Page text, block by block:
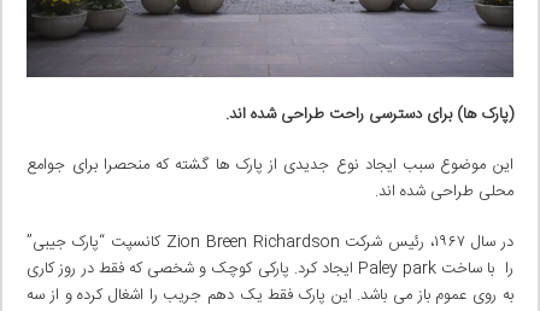
(پارک ها) برای دسترسی راحت طراحی شده اند.
این موضوع سبب ایجاد نوع جدیدی از پارک ها گشته که منحصرا برای جوامع
محلی طراحی شده اند.
در سال ۱۹۶۷، رئیس شرکت Zion Breen Richardson کانسپت “پارک جیبی”
را با ساخت Paley park ایجاد کرد. پارکی کوچک و شخصی که فقط در روز کاری
به روی عموم باز می باشد. این پارک فقط یک دهم جریب را اشغال کرده و از سه